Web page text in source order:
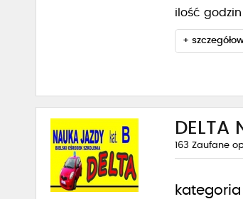
ilość
+
DELTA
163 Zaufane
kategoria